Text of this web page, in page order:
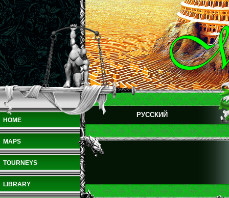
HOME
MAPS
TOURNEYS
LIBRARY
РУССКИЙ